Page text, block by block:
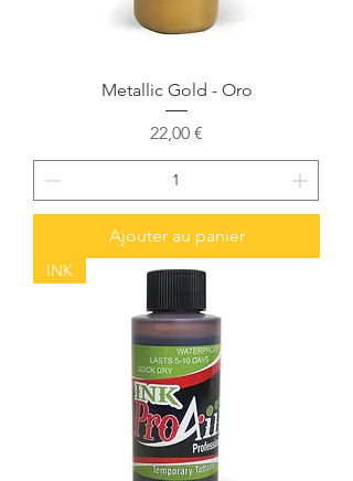
Metallic Gold - Oro
Prix
22,00 €
Ajouter au panier
INK